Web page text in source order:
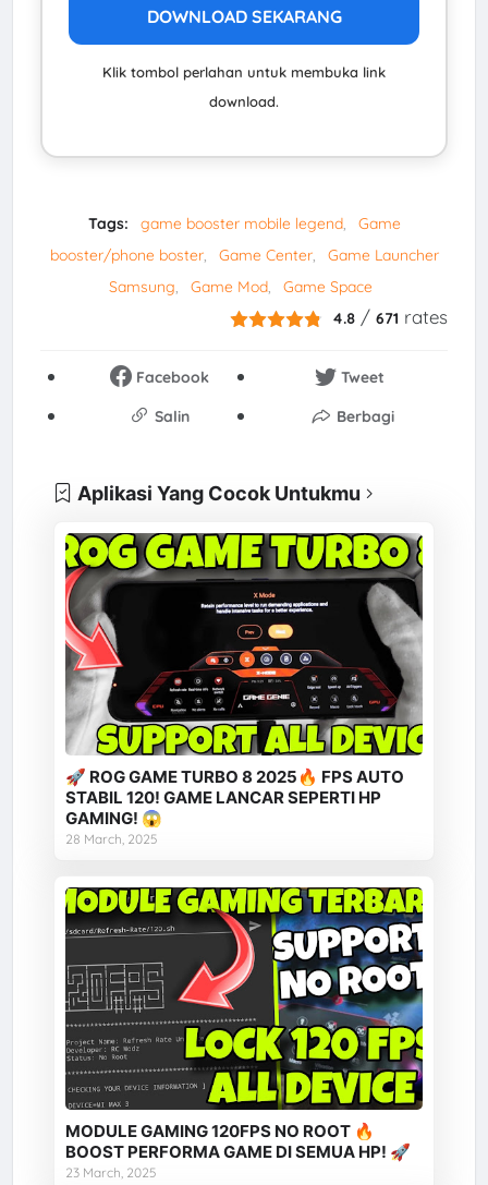
DOWNLOAD SEKARANG
Klik tombol perlahan untuk membuka link
download.
Tags: game booster mobile legend
Game
booster/phone boster
Game Center
Game Launcher
Samsung
Game Mod
Game Space
4.8 /671 rates
Facebook
Tweet
Salin
Berbagi
Aplikasi Yang Cocok Untukmu
🚀 ROG GAME TURBO 8 2025🔥 FPS AUTO
STABIL 120! GAME LANCAR SEPERTI HP
GAMING! 😱
28 March, 2025
MODULE GAMING 120FPS NO ROOT 🔥
BOOST PERFORMA GAME DI SEMUA HP! 🚀
23 March, 2025